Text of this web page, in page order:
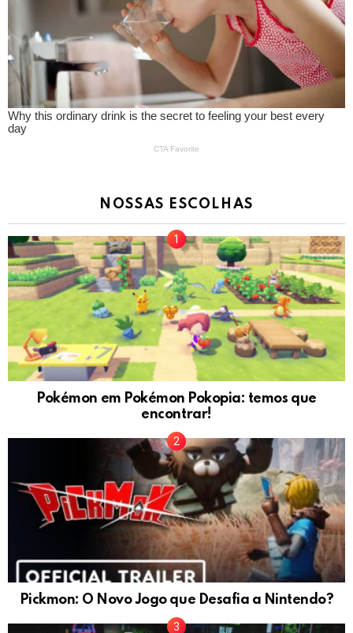
NOSSAS ESCOLHAS
Pokémon em Pokémon Pokopia: temos que
encontrar!
Pickmon: O Novo Jogo que Desafia a Nintendo?